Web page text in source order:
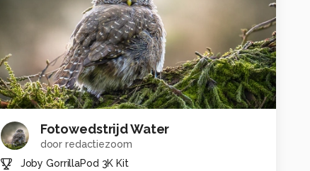
Fotowedstrijd Water
doorredactiezoom
Joby GorrillaPod 3K Kit